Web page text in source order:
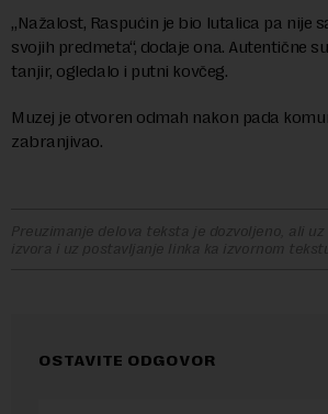
„Nažalost, Raspućin je bio lutalica pa nije
svojih predmeta“, dodaje ona. Autentične
tanjir, ogledalo i putni kovčeg.
Muzej je otvoren odmah nakon pada
zabranjivao.
Preuzimanje delova teksta je dozvoljeno, ali uz
izvora i uz postavljanje linka ka izvornom
OSTAVITE ODGOVOR